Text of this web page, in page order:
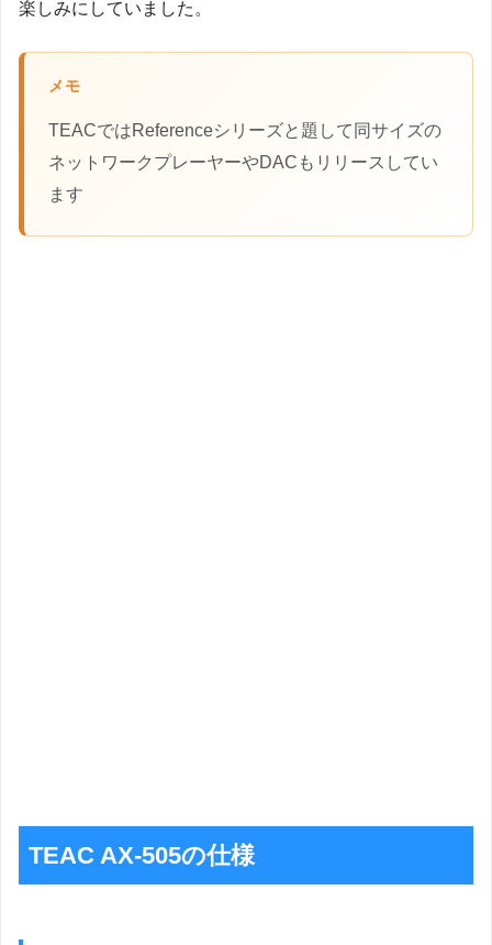
楽しみにしていました。
メモ
TEACではReferenceシリーズと題して同サイズの
ネットワークプレーヤーやDACもリリースしてい
ます
TEAC AX-505の仕様